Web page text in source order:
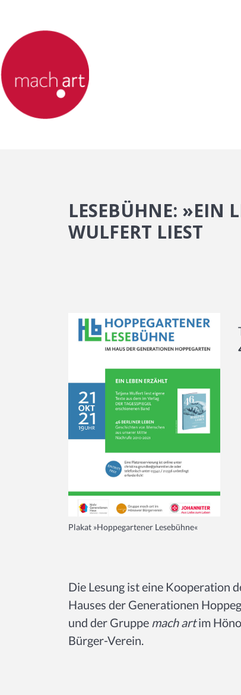
LESEBÜHNE: »EIN
WULFERT LIEST
Plakat »Hoppegartener Lesebühne«
Die Lesung ist eine Kooperation
Hauses der Generationen
und der Gruppe mach artim
Bürger-Verein.